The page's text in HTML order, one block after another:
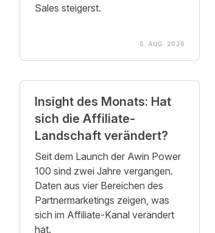
Sales steigerst.
5. AUG. 2026
Insight des Monats: Hat
sich die Affiliate-
Landschaft verändert?
Seit dem Launch der Awin Power
100 sind zwei Jahre vergangen.
Daten aus vier Bereichen des
Partnermarketings zeigen, was
sich im Affiliate-Kanal verändert
hat.